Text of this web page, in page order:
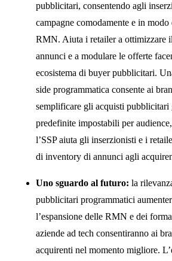
pubblicitari, consentendo agli
campagne comodamente e in
RMN. Aiuta i retailer a ottimizzare
annunci e a modulare le offerte
ecosistema di buyer pubblicitari.
side programmatica consente ai
semplificare gli acquisti pubblicitari
predefinite impostabili per
l’SSP aiuta gli inserzionisti e i
di inventory di annunci agli
Uno sguardo al futuro: la
pubblicitari programmatici
l’espansione delle RMN e dei
aziende ad tech consentiranno ai
acquirenti nel momento migliore.